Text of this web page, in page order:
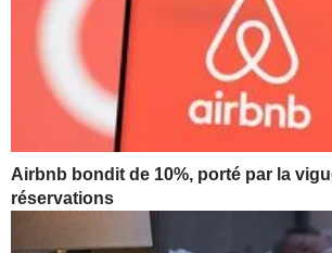
Airbnb bondit de 10%, porté par la
réservations